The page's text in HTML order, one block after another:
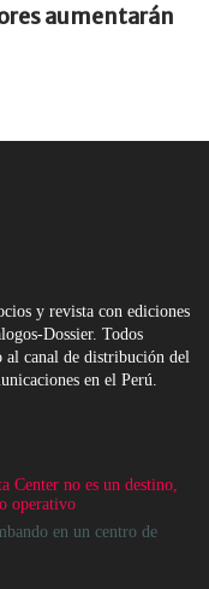
aumentarán
y revista con ediciones
Dossier. Todos
canal de distribución del
en el Perú.
Center no es un destino,
operativo
en un centro de